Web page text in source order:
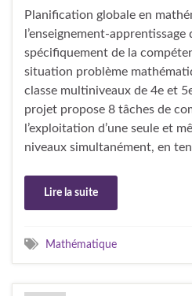
Planification globale en
l’enseignement-
spécifiquement de la
situation problème
classe multiniveaux de 4e et
projet propose 8 tâches de
l’exploitation d’une seule et
niveaux simultanément, en
Lire la suite
Mathématique